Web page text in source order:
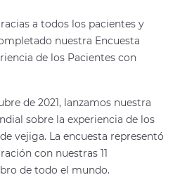
a todos los pacientes y
nuestra Encuesta
de los Pacientes con
de 2021, lanzamos nuestra
sobre la experiencia de los
vejiga. La encuesta representó
con nuestras 11
de todo el mundo.